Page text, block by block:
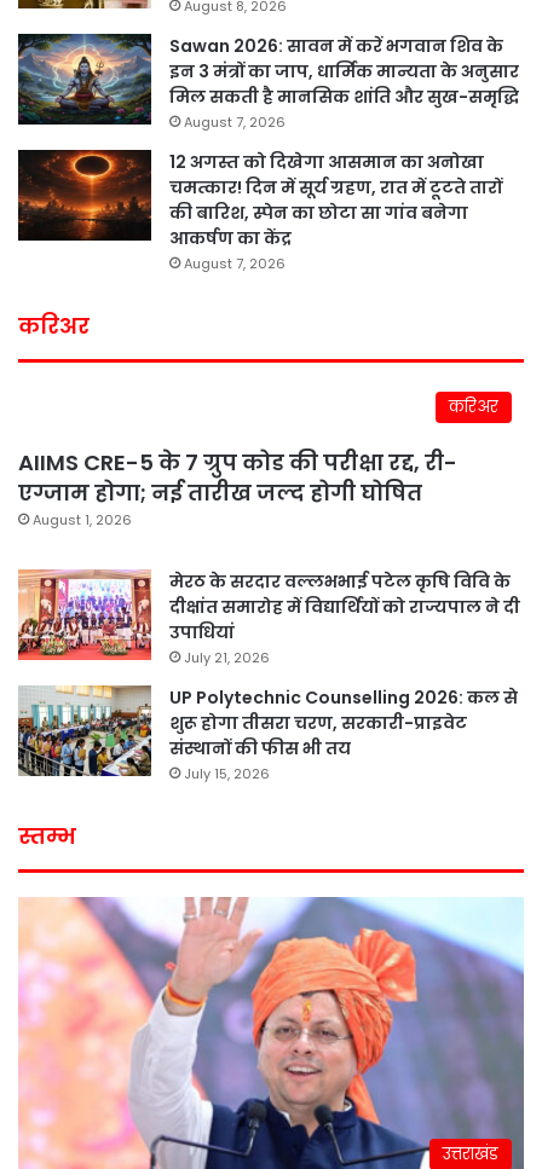
August 8, 2026
Sawan 2026: सावन में करें भगवान शिव के
इन 3 मंत्रों का जाप, धार्मिक मान्यता के अनुसार
मिल सकती है मानसिक शांति और सुख-समृद्धि
August 7, 2026
12 अगस्त को दिखेगा आसमान का अनोखा
चमत्कार! दिन में सूर्य ग्रहण, रात में टूटते तारों
की बारिश, स्पेन का छोटा सा गांव बनेगा
आकर्षण का केंद्र
August 7, 2026
करिअर
करिअर
AIIMS CRE-5 के 7 ग्रुप कोड की परीक्षा रद्द, री-
एग्जाम होगा; नई तारीख जल्द होगी घोषित
August 1, 2026
मेरठ के सरदार वल्लभभाई पटेल कृषि विवि के
दीक्षांत समारोह में विद्यार्थियों को राज्यपाल ने दी
उपाधियां
July 21, 2026
UP Polytechnic Counselling 2026: कल से
शुरू होगा तीसरा चरण, सरकारी-प्राइवेट
संस्थानों की फीस भी तय
July 15, 2026
स्तम्भ
उत्तराखंड